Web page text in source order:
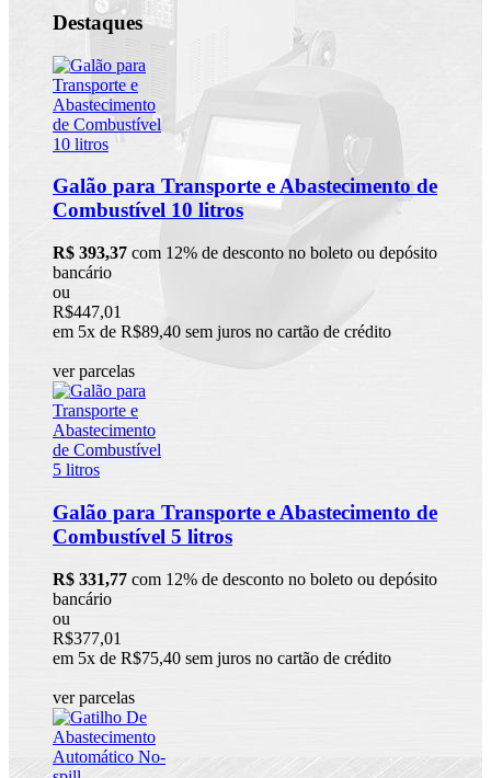
Destaques
Galão para Transporte e Abastecimento de
Combustível 10 litros
R$ 393,37 com 12% de desconto no boleto ou depósito
bancário
ou
R$447,01
em 5x de R$89,40 sem juros no cartão de crédito
ver parcelas
Galão para Transporte e Abastecimento de
Combustível 5 litros
R$ 331,77 com 12% de desconto no boleto ou depósito
bancário
ou
R$377,01
em 5x de R$75,40 sem juros no cartão de crédito
ver parcelas